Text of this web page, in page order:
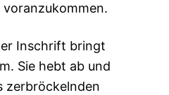
Inschrift bringt
Sie hebt ab und
zerbröckelnden